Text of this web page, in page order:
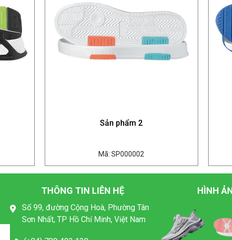
Sản phẩm 2
Mã: SP000002
THÔNG TIN LIÊN HỆ
Số 99, đường Cộng Hoà, Phường Tân
Sơn Nhất, TP Hồ Chí Minh, Việt Nam
HÌNH